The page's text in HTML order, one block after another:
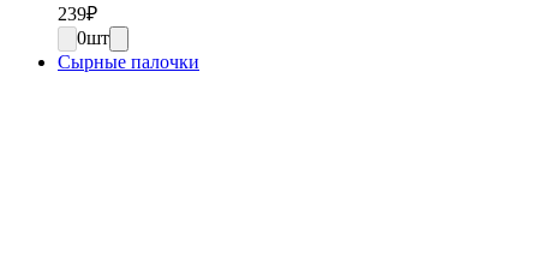
239₽
0шт
Сырные палочки